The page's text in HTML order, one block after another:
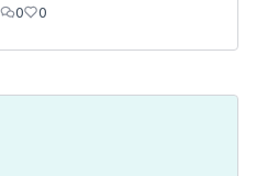
0 0